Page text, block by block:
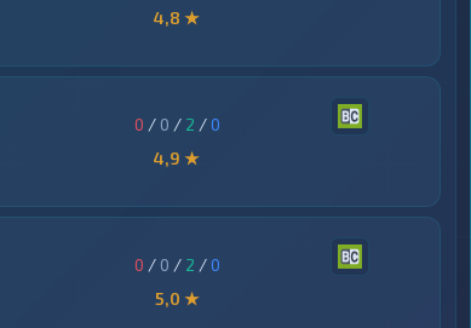
4,8 ★
0 / 0 / 2 /0
4,9 ★
0 / 0 / 2 /0
5,0 ★